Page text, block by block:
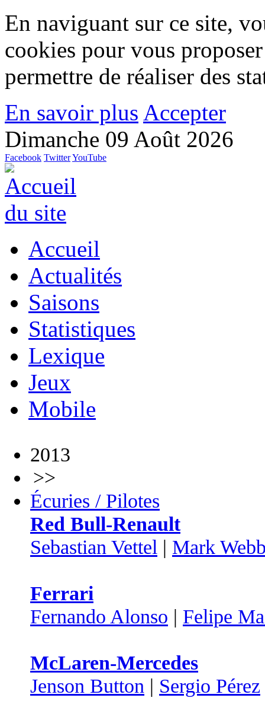
En naviguant sur ce site,
cookies pour vous
permettre de réaliser des
En savoir plus Accepter
Dimanche 09 Août 2026
Facebook TwitterYouTube
Accueil
Actualités
Saisons
Statistiques
Lexique
Jeux
Mobile
2013
>>
Écuries / Pilotes
Red Bull-Renault
Sebastian Vettel | Mark
Ferrari
Fernando Alonso | Felipe
McLaren-Mercedes
Jenson Button | Sergio Pérez